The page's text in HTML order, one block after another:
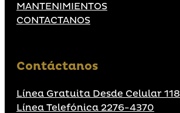
MANTENIMIENTOS
CONTACTANOS
Contáctanos
Línea Gratuita Desde Celular 118
Línea Telefónica 2276-4370